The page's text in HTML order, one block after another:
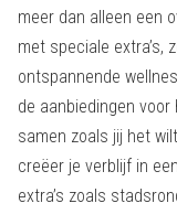
meer dan alleen een
met speciale extra’s,
ontspannende
de aanbiedingen
samen zoals jij het
creëer je verblijf in
extra’s zoals